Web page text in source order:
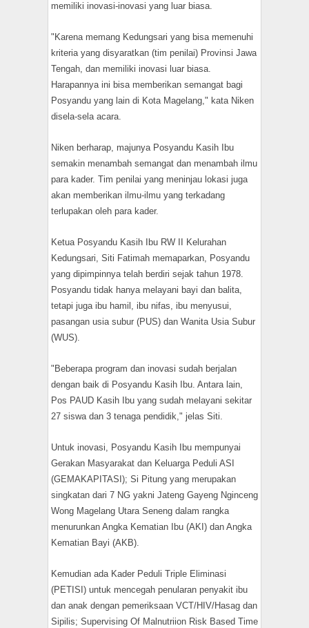
memiliki inovasi-inovasi yang luar biasa.
"Karena memang Kedungsari yang bisa memenuhi
kriteria yang disyaratkan (tim penilai) Provinsi Jawa
Tengah, dan memiliki inovasi luar biasa.
Harapannya ini bisa memberikan semangat bagi
Posyandu yang lain di Kota Magelang," kata Niken
disela-sela acara.
Niken berharap, majunya Posyandu Kasih Ibu
semakin menambah semangat dan menambah ilmu
para kader. Tim penilai yang meninjau lokasi juga
akan memberikan ilmu-ilmu yang terkadang
terlupakan oleh para kader.
Ketua Posyandu Kasih Ibu RW II Kelurahan
Kedungsari, Siti Fatimah memaparkan, Posyandu
yang dipimpinnya telah berdiri sejak tahun 1978.
Posyandu tidak hanya melayani bayi dan balita,
tetapi juga ibu hamil, ibu nifas, ibu menyusui,
pasangan usia subur (PUS) dan Wanita Usia Subur
(WUS).
"Beberapa program dan inovasi sudah berjalan
dengan baik di Posyandu Kasih Ibu. Antara lain,
Pos PAUD Kasih Ibu yang sudah melayani sekitar
27 siswa dan 3 tenaga pendidik," jelas Siti.
Untuk inovasi, Posyandu Kasih Ibu mempunyai
Gerakan Masyarakat dan Keluarga Peduli ASI
(GEMAKAPITASI); Si Pitung yang merupakan
singkatan dari 7 NG yakni Jateng Gayeng Nginceng
Wong Magelang Utara Seneng dalam rangka
menurunkan Angka Kematian Ibu (AKI) dan Angka
Kematian Bayi (AKB).
Kemudian ada Kader Peduli Triple Eliminasi
(PETISI) untuk mencegah penularan penyakit ibu
dan anak dengan pemeriksaan VCT/HIV/Hasag dan
Sipilis; Supervising Of Malnutriion Risk Based Time